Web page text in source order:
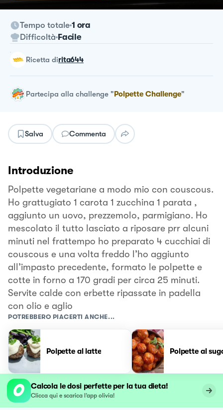
Tempo totale 1 ora
Difficoltà Facile
ricetta dirita644
Partecipa alla challenge "Polpette Challenge"
Salva Commenta
Introduzione
Polpette vegetariane a modo mio con couscous.
Ho grattugiato 1 carota 1 zucchina 1 parata ,
aggiunto un uovo, prezzemolo, parmigiano. Ho
mescolato il tutto lasciato a riposare prr alcuni
minuti nel frattempo ho preparato 4 cucchiai di
couscous e una volta freddo l’ho aggiunto
all’impasto precedente, formato le polpette e
cotte in forno a 170 gradi per circa 25 minuti.
Servite calde con erbette ripassate in padella
con olio e aglio
POTREBBERO PIACERTI ANCHE...
Polpette al latte Polpette al
Calcola le dosi perfette per la tua dieta!
Clicca qui e scarica l’app olivia!